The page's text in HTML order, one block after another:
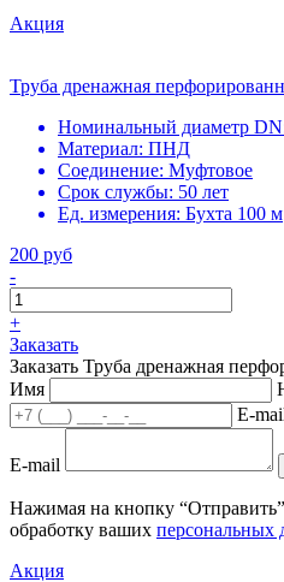
Акция
Труба дренажная
Номинальный диаметр
Материал: ПНД
Соединение: Муфтовое
Срок службы: 50 лет
Ед. измерения: Бухта 100 м
200 руб
-
+
Заказать
Заказать Труба дренажная
Имя
E-
E-mail
Нажимая на кнопку “Отправить”
обработку ваших персональных
Акция